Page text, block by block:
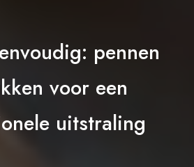
pennen
voor een
uitstraling